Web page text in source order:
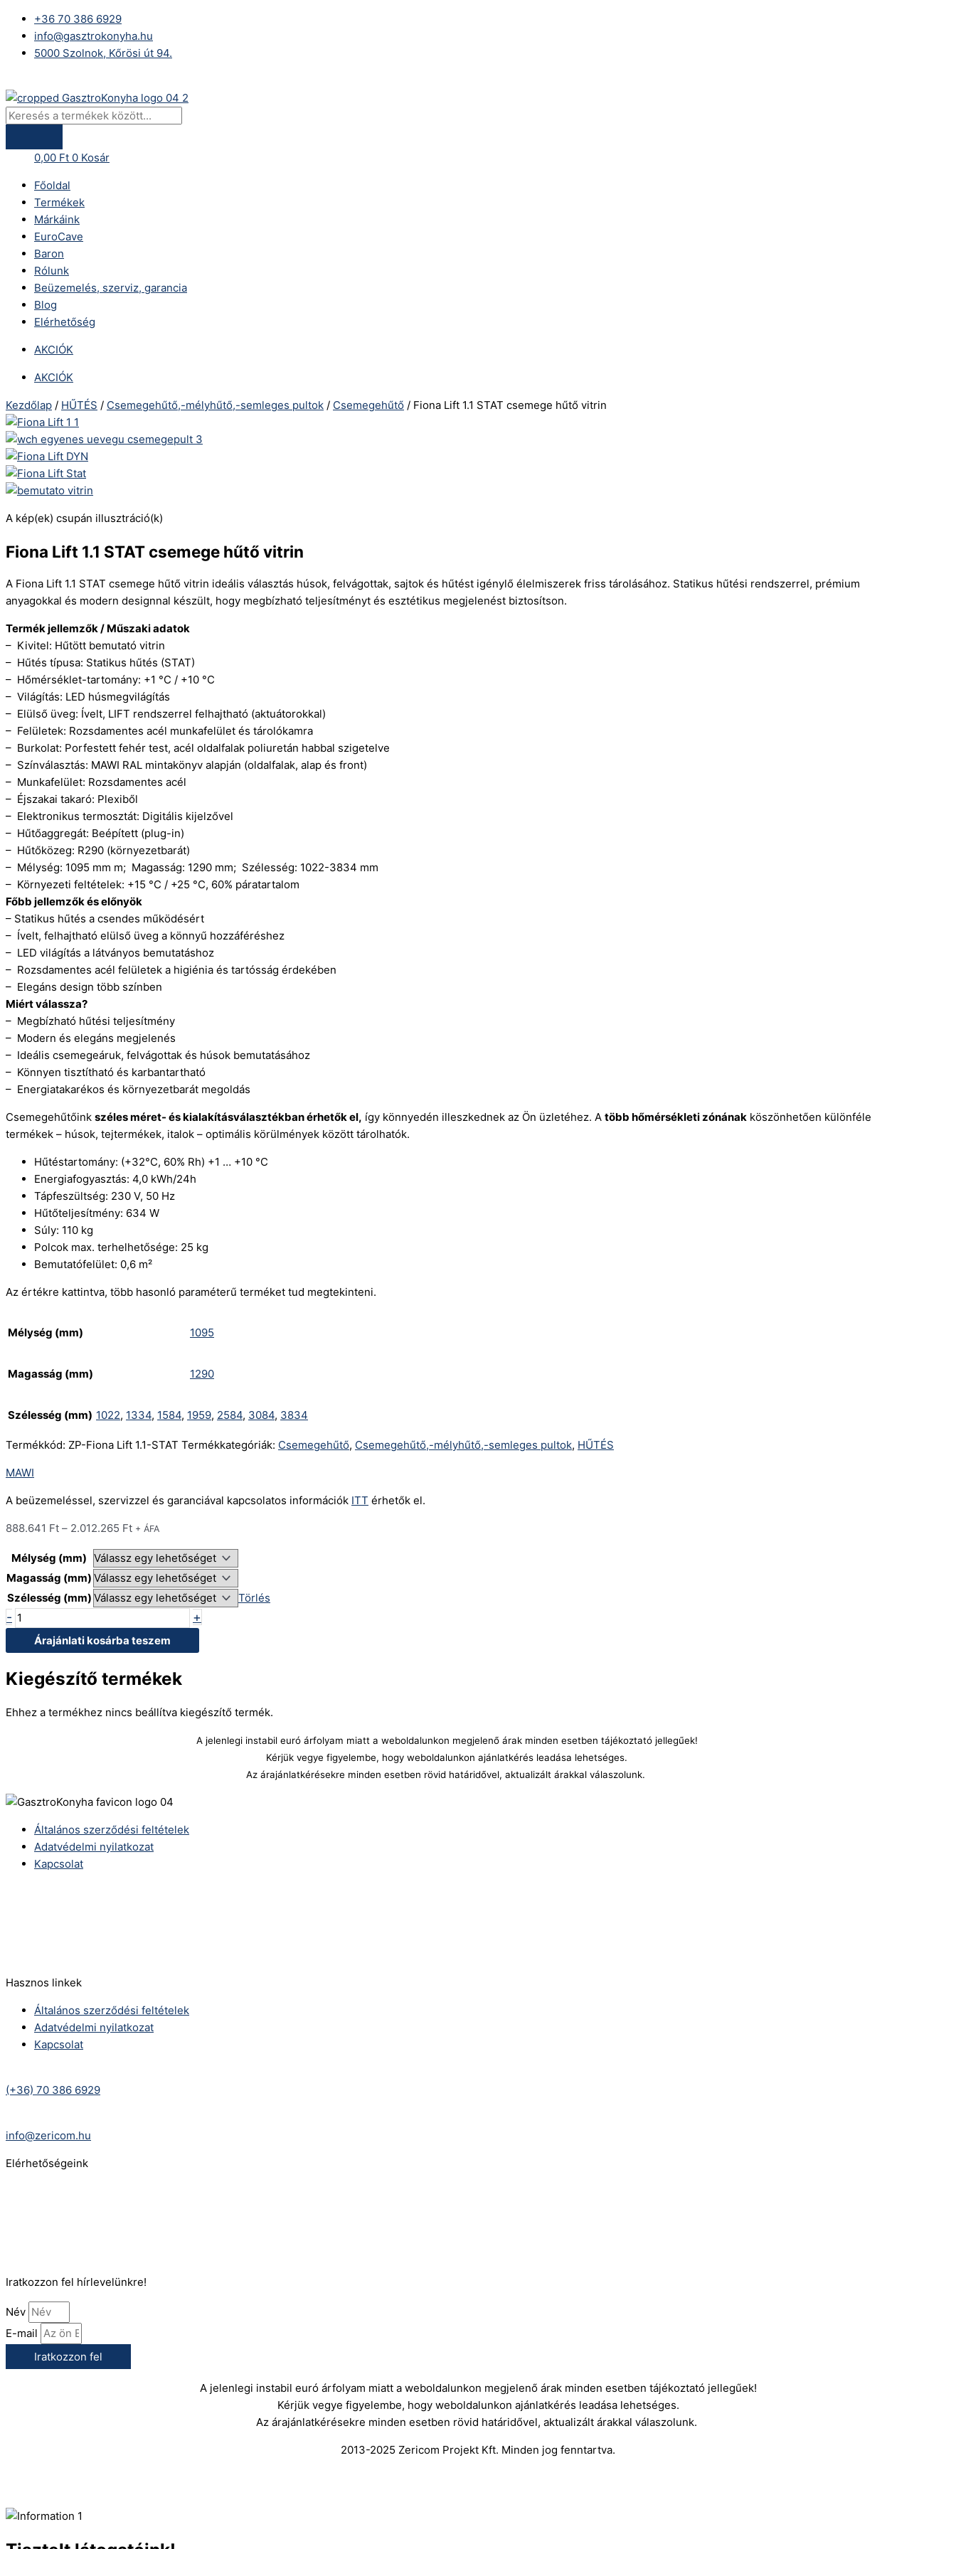
content
+36 70 386 6929
info@gasztrokonyha.hu
5000 Szolnok, Kőrösi út 94.
search
0,00 Ft 0 Kosár
Főoldal
Termékek
Márkáink
EuroCave
Baron
Rólunk
Beüzemelés, szerviz, garancia
Blog
Elérhetőség
AKCIÓK
AKCIÓK
Kezdőlap / HŰTÉS / Csemegehűtő,-mélyhűtő,-semleges pultok / Csemegehűtő / Fiona Lift 1.1 STAT csemege hűtő vitrin
A kép(ek) csupán illusztráció(k)
Fiona Lift 1.1 STAT csemege hűtő vitrin
A Fiona Lift 1.1 STAT csemege hűtő vitrin ideális választás húsok, felvágottak, sajtok és hűtést igénylő élelmiszerek friss tárolásához. Statikus hűtési rendszerrel, prémium
anyagokkal és modern designnal készült, hogy megbízható teljesítményt és esztétikus megjelenést biztosítson.
Termék jellemzők / Műszaki adatok
– Kivitel: Hűtött bemutató vitrin
– Hűtés típusa: Statikus hűtés (STAT)
– Hőmérséklet-tartomány: +1 °C / +10 °C
– Világítás: LED húsmegvilágítás
– Elülső üveg: Ívelt, LIFT rendszerrel felhajtható (aktuátorokkal)
– Felületek: Rozsdamentes acél munkafelület és tárolókamra
– Burkolat: Porfestett fehér test, acél oldalfalak poliuretán habbal szigetelve
– Színválasztás: MAWI RAL mintakönyv alapján (oldalfalak, alap és front)
– Munkafelület: Rozsdamentes acél
– Éjszakai takaró: Plexiből
– Elektronikus termosztát: Digitális kijelzővel
– Hűtőaggregát: Beépített (plug-in)
– Hűtőközeg: R290 (környezetbarát)
– Mélység: 1095 mm m; Magasság: 1290 mm; Szélesség: 1022-3834 mm
– Környezeti feltételek: +15 °C / +25 °C, 60% páratartalom
Főbb jellemzők és előnyök
– Statikus hűtés a csendes működésért
– Ívelt, felhajtható elülső üveg a könnyű hozzáféréshez
– LED világítás a látványos bemutatáshoz
– Rozsdamentes acél felületek a higiénia és tartósság érdekében
– Elegáns design több színben
Miért válassza?
– Megbízható hűtési teljesítmény
– Modern és elegáns megjelenés
– Ideális csemegeáruk, felvágottak és húsok bemutatásához
– Könnyen tisztítható és karbantartható
– Energiatakarékos és környezetbarát megoldás
Csemegehűtőink széles méret- és kialakításválasztékban érhetők el, így könnyedén illeszkednek az Ön üzletéhez. A több hőmérsékleti zónának köszönhetően különféle
termékek – húsok, tejtermékek, italok – optimális körülmények között tárolhatók.
Hűtéstartomány: (+32°C, 60% Rh) +1 … +10 °C
Energiafogyasztás: 4,0 kWh/24h
Tápfeszültség: 230 V, 50 Hz
Hűtőteljesítmény: 634 W
Súly: 110 kg
Polcok max. terhelhetősége: 25 kg
Bemutatófelület: 0,6 m²
Az értékre kattintva, több hasonló paraméterű terméket tud megtekinteni.
Mélység (mm) 1095
Magasság (mm) 1290
Szélesség (mm) 1022, 1334, 1584, 1959, 2584, 3084, 3834
Termékkód: ZP-Fiona Lift 1.1-STAT Termékkategóriák: Csemegehűtő, Csemegehűtő,-mélyhűtő,-semleges pultok, HŰTÉS
MAWI
A beüzemeléssel, szervizzel és garanciával kapcsolatos információk ITT érhetők el.
888.641 Ft – 2.012.265 Ft + ÁFA
Mélység (mm)
Magasság (mm)
Szélesség (mm)
Törlés
-
Lift
1.1
STAT
hűtő
vitrin
mennyiség
+
Árajánlati kosárba teszem
Kiegészítő termékek
Ehhez a termékhez nincs beállítva kiegészítő termék.
A jelenlegi instabil euró árfolyam miatt a weboldalunkon megjelenő árak minden esetben tájékoztató jellegűek!
Kérjük vegye figyelembe, hogy weboldalunkon ajánlatkérés leadása lehetséges.
Az árajánlatkérésekre minden esetben rövid határidővel, aktualizált árakkal válaszolunk.
Általános szerződési feltételek
Adatvédelmi nyilatkozat
Kapcsolat
Hasznos linkek
Általános szerződési feltételek
Adatvédelmi nyilatkozat
Kapcsolat
(+36) 70 386 6929
info@zericom.hu
Elérhetőségeink
Iratkozzon fel hírlevelünkre!
Név
E-mail
Iratkozzon fel
A jelenlegi instabil euró árfolyam miatt a weboldalunkon megjelenő árak minden esetben tájékoztató jellegűek!
Kérjük vegye figyelembe, hogy weboldalunkon ajánlatkérés leadása lehetséges.
Az árajánlatkérésekre minden esetben rövid határidővel, aktualizált árakkal válaszolunk.
2013-2025 Zericom Projekt Kft. Minden jog fenntartva.